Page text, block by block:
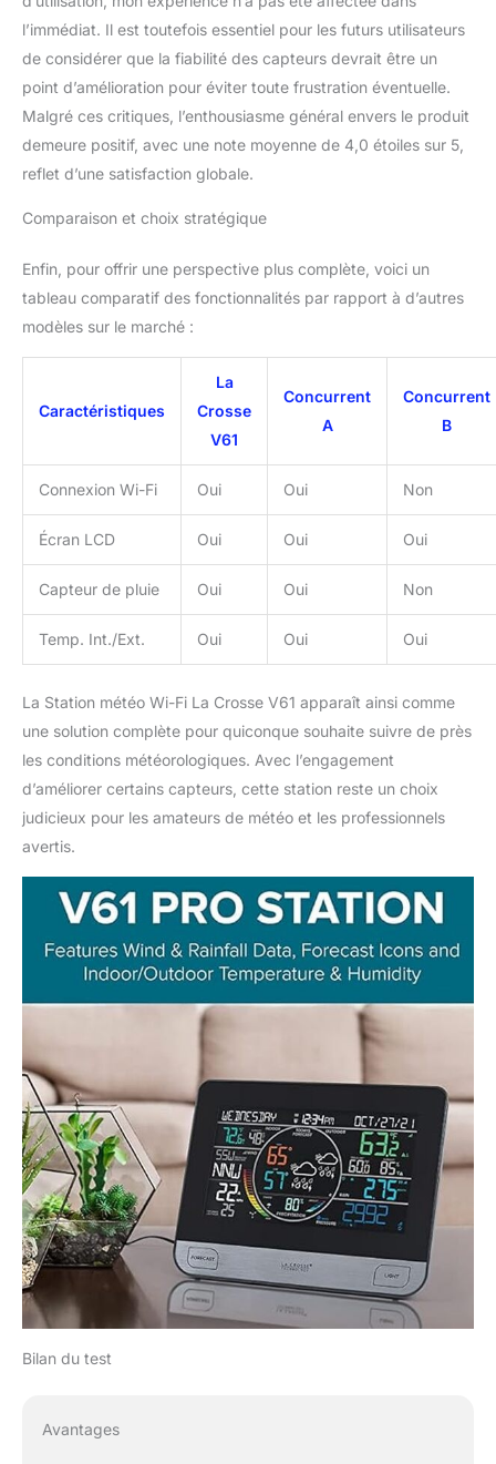
l’immédiat. Il est toutefois essentiel pour les futurs utilisateurs
de considérer que la fiabilité des capteurs devrait être un
point d’amélioration pour éviter toute frustration éventuelle.
Malgré ces critiques, l’enthousiasme général envers le produit
demeure positif, avec une note moyenne de 4,0 étoiles sur 5,
reflet d’une satisfaction globale.
Comparaison et choix stratégique
Enfin, pour offrir une perspective plus complète, voici un
tableau comparatif des fonctionnalités par rapport à d’autres
modèles sur le marché :
Caractéristiques
La
Crosse
V61
Concurrent
A
Concurrent
B
Connexion Wi-Fi Oui Oui Non
Écran LCD Oui Oui Oui
Capteur de pluie Oui Oui Non
Temp. Int./Ext. Oui Oui Oui
La Station météo Wi-Fi La Crosse V61 apparaît ainsi comme
une solution complète pour quiconque souhaite suivre de près
les conditions météorologiques. Avec l’engagement
d’améliorer certains capteurs, cette station reste un choix
judicieux pour les amateurs de météo et les professionnels
avertis.
Bilan du test
Avantages